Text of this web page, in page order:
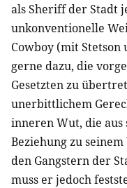
als Sheriff der Stadt
unkonventionelle
Cowboy (mit
gerne dazu, die
Gesetzten zu
unerbittlichem
inneren Wut, die
Beziehung zu
den Gangstern der
muss er jedoch